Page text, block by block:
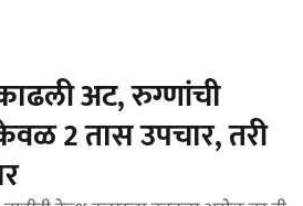
अट, रुग्णांची
2 तास उपचार, तरी